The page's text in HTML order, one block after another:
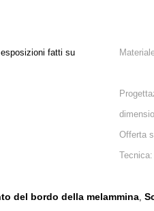
fatti su
Offerta
Tecnica:
del bordo della melammina,